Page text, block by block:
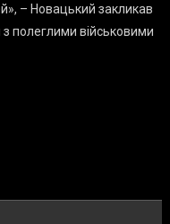
– Новацький закликав
полеглими військовими